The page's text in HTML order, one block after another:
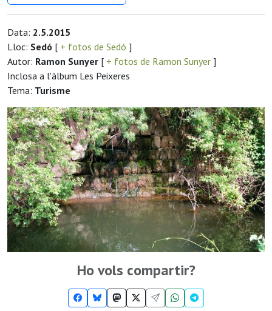
Data: 2.5.2015
Lloc: Sedó [ + fotos de Sedó ]
Autor: Ramon Sunyer [ + fotos de Ramon Sunyer ]
Inclosa a l'àlbum Les Peixeres
Tema: Turisme
Ho vols compartir?